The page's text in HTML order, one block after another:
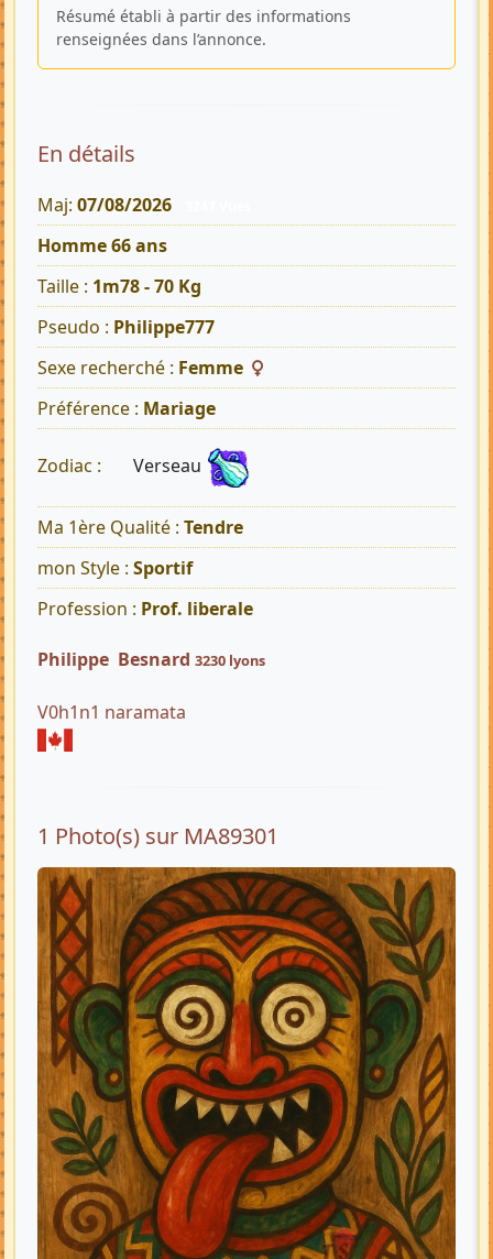
Résumé établi à partir des informations
renseignées dans l’annonce.
En détails
Maj: 07/08/2026
Homme 66 ans
Taille : 1m78 - 70 Kg
Pseudo : Philippe777
Sexe recherché : Femme
Préférence : Mariage
Zodiac : Verseau
Ma 1ère Qualité : Tendre
mon Style : Sportif
Profession : Prof. liberale
Philippe Besnard 3230 lyons
V0h1n1 naramata
1 Photo(s) sur MA89301